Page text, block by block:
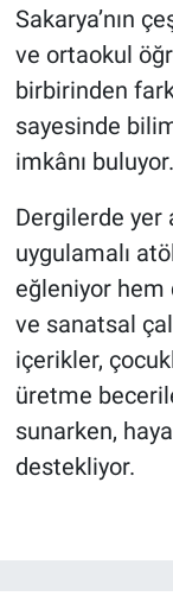
Sakarya’nın
ve ortaokul
birbirinden
sayesinde
imkânı buluyor.
Dergilerde yer
uygulamalı
eğleniyor hem
ve sanatsal
içerikler,
üretme
sunarken,
destekliyor.